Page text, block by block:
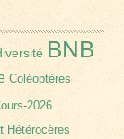
BNB
Coléoptères
2026
Hétérocères